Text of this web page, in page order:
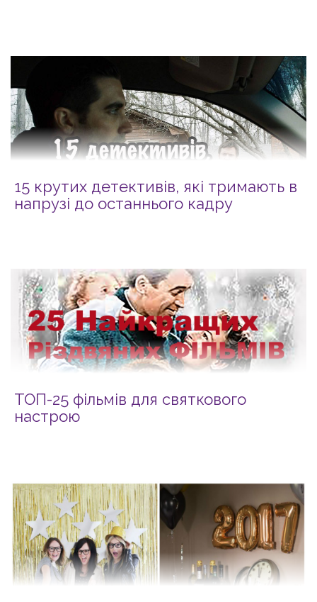
15 крутих детективів, які тримають в
напрузі до останнього кадру
ТОП-25 фільмів для святкового
настрою